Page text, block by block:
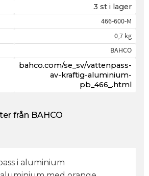
3 st i lager
466-600-M
0,7 kg
BAHCO
bahco.com/se_sv/vattenpass-
av-kraftig-aluminium-
pb_466_.html
från BAHCO
i aluminium